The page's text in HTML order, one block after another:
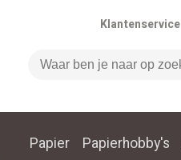
Klantenservice
Papier Papierhobby's